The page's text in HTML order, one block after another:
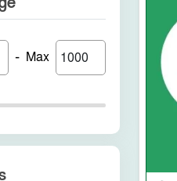
প্রকাশনী
- Max